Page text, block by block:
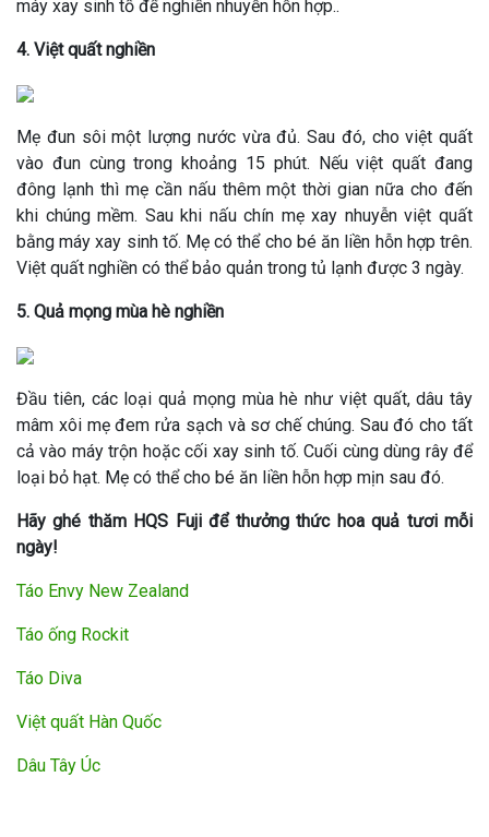
máy xay sinh tố để nghiền nhuyễn hỗn hợp..
4. Việt quất nghiền
Mẹ đun sôi một lượng nước vừa đủ. Sau đó, cho việt quất
vào đun cùng trong khoảng 15 phút. Nếu việt quất đang
đông lạnh thì mẹ cần nấu thêm một thời gian nữa cho đến
khi chúng mềm. Sau khi nấu chín mẹ xay nhuyễn việt quất
bằng máy xay sinh tố. Mẹ có thể cho bé ăn liền hỗn hợp trên.
Việt quất nghiền có thể bảo quản trong tủ lạnh được 3 ngày.
5. Quả mọng mùa hè nghiền
Đầu tiên, các loại quả mọng mùa hè như việt quất, dâu tây
mâm xôi mẹ đem rửa sạch và sơ chế chúng. Sau đó cho tất
cả vào máy trộn hoặc cối xay sinh tố. Cuối cùng dùng rây để
loại bỏ hạt. Mẹ có thể cho bé ăn liền hỗn hợp mịn sau đó.
Hãy ghé thăm HQS Fuji để thưởng thức hoa quả tươi mỗi
ngày!
Táo Envy New Zealand
Táo ống Rockit
Táo Diva
Việt quất Hàn Quốc
Dâu Tây Úc